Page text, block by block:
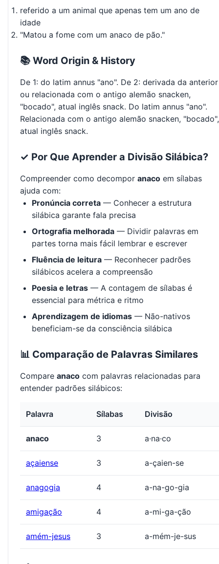
referido a um animal que apenas tem um ano de
idade
"Matou a fome com um anaco de pão."
📚 Word Origin & History
De 1: do latim annus "ano". De 2: derivada da anterior
ou relacionada com o antigo alemão snacken,
"bocado", atual inglês snack. Do latim annus "ano".
Relacionada com o antigo alemão snacken, "bocado",
atual inglês snack.
✓ Por Que Aprender a Divisão Silábica?
Compreender como decompor anaco em sílabas
ajuda com:
Pronúncia correta — Conhecer a estrutura
silábica garante fala precisa
Ortografia melhorada — Dividir palavras em
partes torna mais fácil lembrar e escrever
Fluência de leitura — Reconhecer padrões
silábicos acelera a compreensão
Poesia e letras — A contagem de sílabas é
essencial para métrica e ritmo
Aprendizagem de idiomas — Não-nativos
beneficiam-se da consciência silábica
📊 Comparação de Palavras Similares
Compare anaco com palavras relacionadas para
entender padrões silábicos:
Palavra Sílabas Divisão
anaco 3 a·na·co
açaiense 3 a-çaien-se
anagogia 4 a-na-go-gia
amigação 4 a-mi-ga-ção
amém-jesus 3 a-mém-je-sus